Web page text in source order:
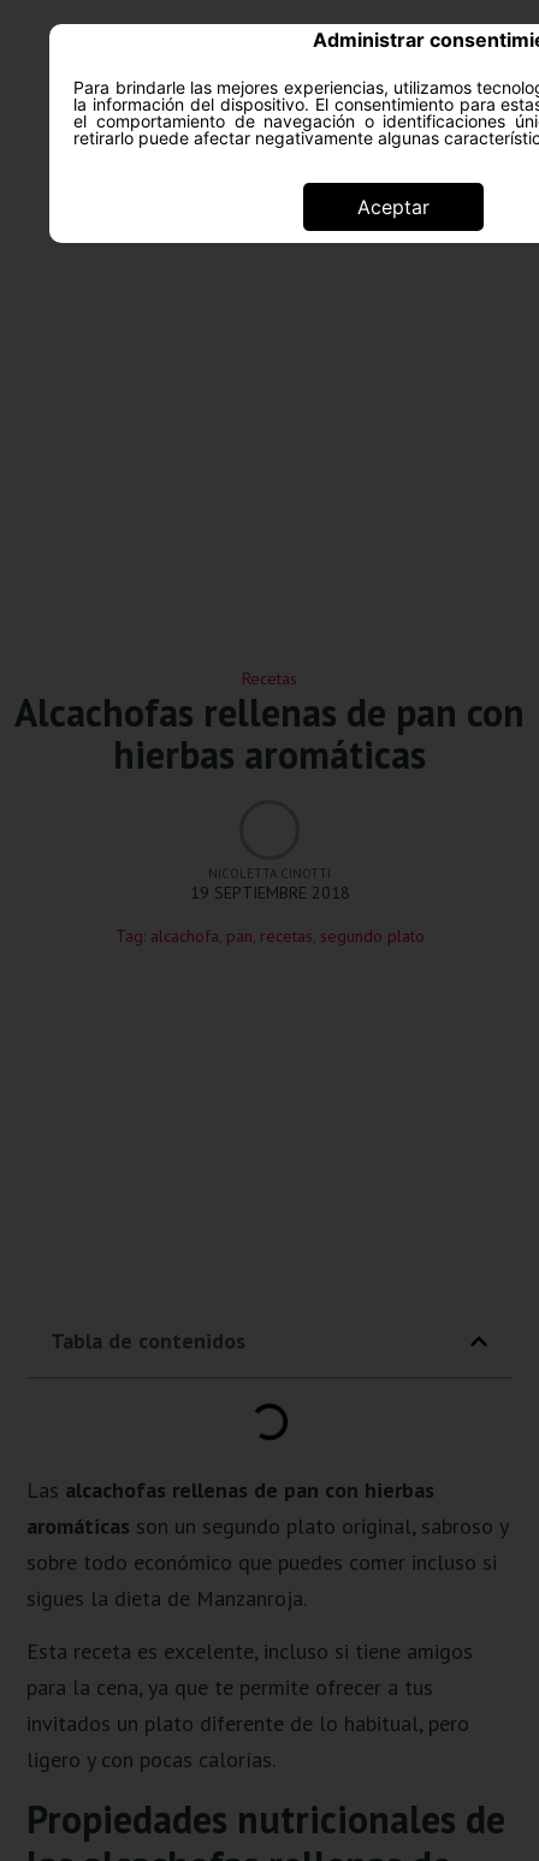
Administrar
Para brindarle las mejores experiencias, utilizamos
la información del dispositivo. El consentimiento para
el comportamiento de navegación o identificaciones
retirarlo puede afectar negativamente algunas
Aceptar
Recetas
Alcachofas rellenas de pan con
hierbas aromáticas
NICOLETTA CINOTTI
19 SEPTIEMBRE 2018
Tag: alcachofa, pan, recetas, segundo plato
Tabla de contenidos
Las alcachofas rellenas de pan con hierbas
aromáticas son un segundo plato original, sabroso y
sobre todo económico que puedes comer incluso si
sigues la dieta de Manzanroja.
Esta receta es excelente, incluso si tiene amigos
para la cena, ya que te permite ofrecer a tus
invitados un plato diferente de lo habitual, pero
ligero y con pocas calorías.
Propiedades nutricionales de